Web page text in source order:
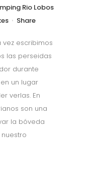
Rio Lobos
Share
vez escribimos
las perseidas
durante
un lugar
verlas. En
son una
la bóveda